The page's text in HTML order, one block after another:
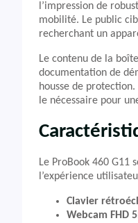
l’impression de
mobilité. Le public
recherchant un
Le contenu de la
documentation de
housse de
le nécessaire pour
Le ProBook 460 G11
l’expérience
Clavier
Webcam FHD